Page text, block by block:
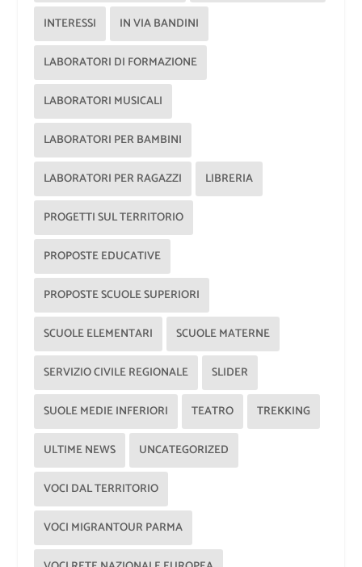
INTERESSI IN VIA BANDINI
LABORATORI DI FORMAZIONE
LABORATORI MUSICALI
LABORATORI PER BAMBINI
LABORATORI PER RAGAZZI LIBRERIA
PROGETTI SUL TERRITORIO
PROPOSTE EDUCATIVE
PROPOSTE SCUOLE SUPERIORI
SCUOLE ELEMENTARI SCUOLE MATERNE
SERVIZIO CIVILE REGIONALE SLIDER
SUOLE MEDIE INFERIORI TEATRO TREKKING
ULTIME NEWS UNCATEGORIZED
VOCI DAL TERRITORIO
VOCI MIGRANTOUR PARMA